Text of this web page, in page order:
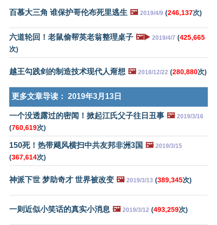
百慕大三角 谁保护哥伦布死里逃生 🖼️ 2019/4/9 (246,137次)
六道轮回！老鼠偷帮英老翁整理桌子 🖼️▶️ 2019/4/7 (425,665
次)
越王勾践剑的制造技术现代人甭想 🖼️ 2018/12/22 (280,880次)
更多文章导读： 2019年3月13日
一个没透露过的密闻！掀起江氏父子往日丑事 🖼️ 2019/3/16
(760,619次)
150死！热带飓风横扫中共友邦非洲3国 🖼️ 2019/3/15
(367,614次)
神派下世 梦助奇才 世界被改变 🖼️ 2019/3/13 (389,345次)
一则近似小笑话的真实小消息 🖼️ 2019/3/12 (493,259次)